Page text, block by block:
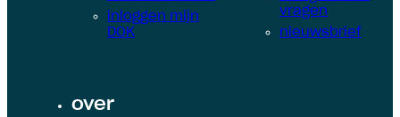
inloggen mijn
DOK
vragen
nieuwsbrief
over